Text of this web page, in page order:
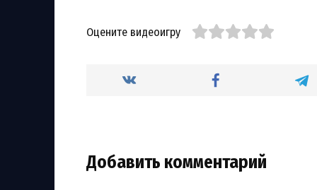
Оцените видеоигру
Добавить комментарий